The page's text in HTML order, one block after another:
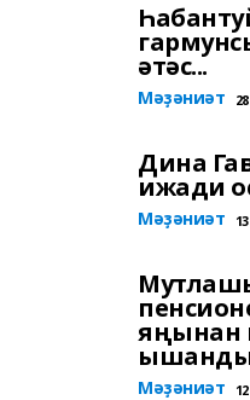
әтәс...
Мәҙәниәт
Дина
ижади
Мәҙәниәт
яңынан
Мәҙәниәт